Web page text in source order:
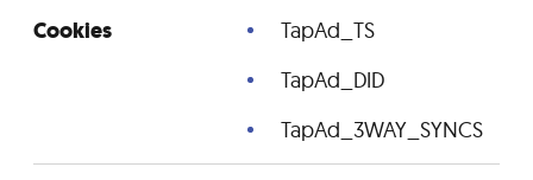
TapAd_TS
TapAd_DID
TapAd_3WAY_SYNCS